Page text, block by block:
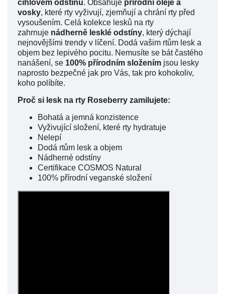
cihlovém odstínu. Obsahuje přírodní oleje a
vosky, které rty vyživují, zjemňují a chrání rty před
vysoušením. Celá kolekce lesků na rty
zahrnuje nádherně lesklé odstíny, který dýchají
nejnovějšími trendy v líčení. Dodá vašim rtům lesk a
objem bez lepivého pocitu. Nemusíte se bát častého
nanášení, se 100% přírodním složením jsou lesky
naprosto bezpečné jak pro Vás, tak pro kohokoliv,
koho políbíte.
Proč si lesk na rty Roseberry zamilujete:
Bohatá a jemná konzistence
Vyživující složení, které rty hydratuje
Nelepí
Dodá rtům lesk a objem
Nádherné odstíny
Certifikace COSMOS Natural
100% přírodní veganské složení